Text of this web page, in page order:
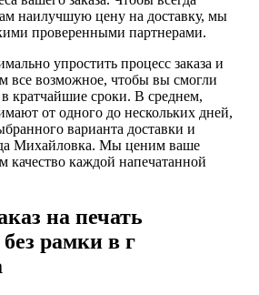
наилучшую цену на доставку, мы
проверенными партнерами.
упростить процесс заказа и
все возможное, чтобы вы смогли
кратчайшие сроки. В среднем,
от одного до нескольких дней,
варианта доставки и
Михайловка. Мы ценим ваше
качество каждой напечатанной
на печать
рамки в г